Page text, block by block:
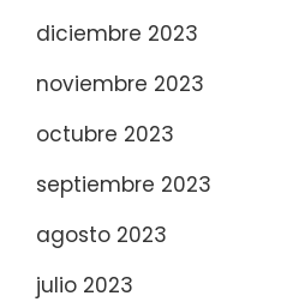
diciembre 2023
noviembre 2023
octubre 2023
septiembre 2023
agosto 2023
julio 2023